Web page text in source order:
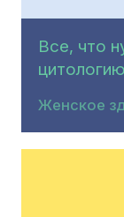
Все, что
цитологию
Женское